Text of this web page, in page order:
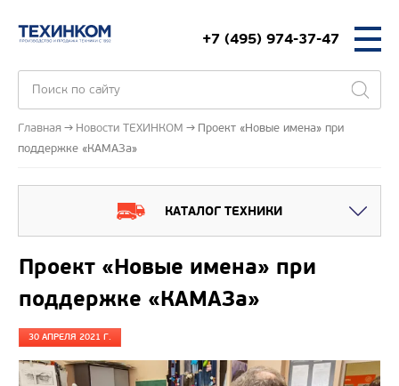
+7 (495) 974-37-47
Главная Новости ТЕХИНКОМ
Проект «Новые имена» при
поддержке «КАМАЗа»
КАТАЛОГ ТЕХНИКИ
Проект «Новые имена» при
поддержке «КАМАЗа»
30 АПРЕЛЯ 2021 Г.